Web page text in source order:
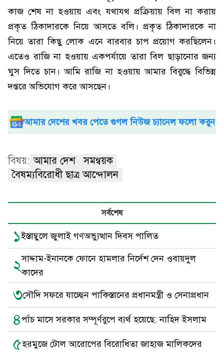
কাজ শেষ না হওয়ায় এবং যথাযথ প্রক্রিয়ায় বিল না করায়
প্রকৃত ঠিকাদারকে নিয়ে আসতে বলি। প্রকৃত ঠিকাদারকে না
নিয়ে তারা কিছু লোক এনে বারবার চাপ প্রয়োগ করছিলেন।
এতেও রাজি না হওয়ায় একপর্যায়ে তারা বিল ছাড়ানোর জন্য
ঘুস দিতে চান। আমি রাজি না হওয়ায় আমার বিরুদ্ধে বিভিন্ন
দপ্তরে অভিযোগ করে আসছেন।
আমার দেশের খবর পেতে গুগল নিউজ চ্যানেল ফলো করুন
বিষয়: আমার দেশ
সমন্বয়ক
বৈষম্যবিরোধী ছাত্র আন্দোলন
সর্বশেষ
১ইস্তাম্বুলে জুলাই গণঅভ্যুত্থান দিবস পালিত
২সাদ্দাম-ইনানকে ফোনে হামলার নির্দেশ দেন ওবায়দুল
কাদের
৩সৌদি সফরে যাচ্ছেন পাকিস্তানের প্রধানমন্ত্রী ও সেনাপ্রধান
৪পাঁচ মাসে সরকার সম্পূর্ণরুপে ব্যর্থ হয়েছে: নাহিদ ইসলাম
৫হরমুজে টোল আরোপের বিরোধিতা জাহাজ মালিকদের